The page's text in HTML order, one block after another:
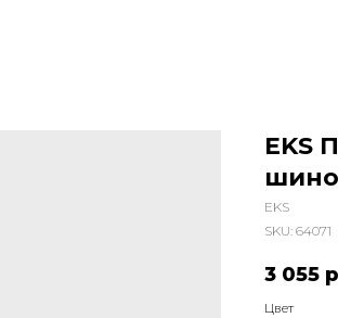
EKS
EKS
SKU: 64071
3 055
Цвет